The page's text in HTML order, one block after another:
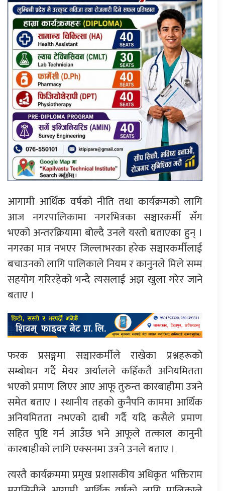
आगामी आर्थिक वर्षको नीति तथा कार्यक्रमको लागि
आज नगरपालिकामा नगरभित्रका सञ्चारकर्मी सँग
भएको अन्तरक्रियामा बोल्दै उनले यस्तो बताएका हुन् ।
नगरका मात्र नभएर जिल्लाभरका हरेक सञ्चारकर्मीलाई
बचाउनको लागि पालिकाले नियम र कानुनले मिले सम्म
सहयोग गरिरहेको भन्दै त्यसलाई अझ खुला गरेर जाने
बताए ।
फरक प्रसङ्गमा सञ्चारकर्मीले राखेका प्रश्नहरूको
सम्बोधन गर्दै मेयर अर्यालले कहिँकतै अनियमितता
भएको प्रमाण लिएर आए आफू तुरुन्त कारबाहीमा उत्रने
समेत बताए । स्थानीय तहको कुनैपनि काममा आर्थिक
अनियमितता नभएको दाबी गर्दै यदि कसैले प्रमाण
सहित पुष्टि गर्न आउँछ भने आफूले तत्काल कानुनी
कारबाहीको लागि एक्सनमा उत्रने उनले बताए ।
त्यस्तै कार्यक्रममा प्रमुख प्रशासकीय अधिकृत भक्तिराम